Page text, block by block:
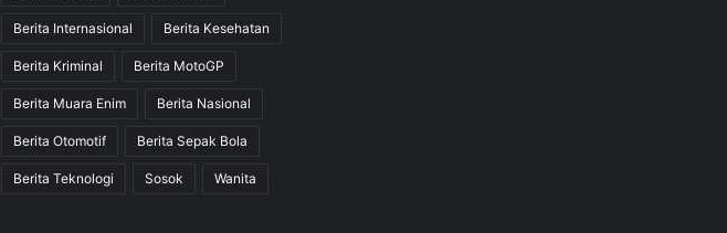
Berita Internasional Berita Kesehatan
Berita Kriminal Berita MotoGP
Berita Muara Enim Berita Nasional
Berita Otomotif Berita Sepak Bola
Berita Teknologi Sosok Wanita